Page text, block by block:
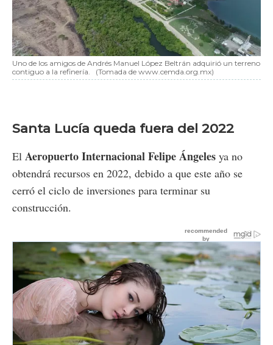
Uno de los amigos de Andrés Manuel López Beltrán adquirió un terreno
contiguo a la refinería.
(Tomada de www.cemda.org.mx)
Santa Lucía queda fuera del 2022
El Aeropuerto Internacional Felipe Ángeles ya no
obtendrá recursos en 2022, debido a que este año se
cerró el ciclo de inversiones para terminar su
construcción.